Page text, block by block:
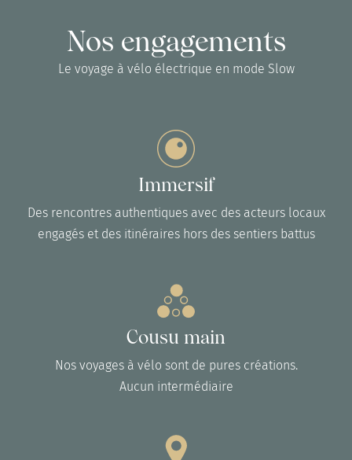
Nos engagements
Le voyage à vélo électrique en mode Slow
Immersif
Des rencontres authentiques avec des acteurs locaux
engagés et des itinéraires hors des sentiers battus
Cousu main
Nos voyages à vélo sont de pures créations.
Aucun intermédiaire